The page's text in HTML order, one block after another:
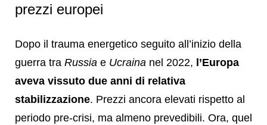
prezzi europei
Dopo il trauma energetico seguito all’inizio della
guerra tra Russia e Ucraina nel 2022, l’Europa
aveva vissuto due anni di relativa
stabilizzazione. Prezzi ancora elevati rispetto al
periodo pre-crisi, ma almeno prevedibili. Ora, quel